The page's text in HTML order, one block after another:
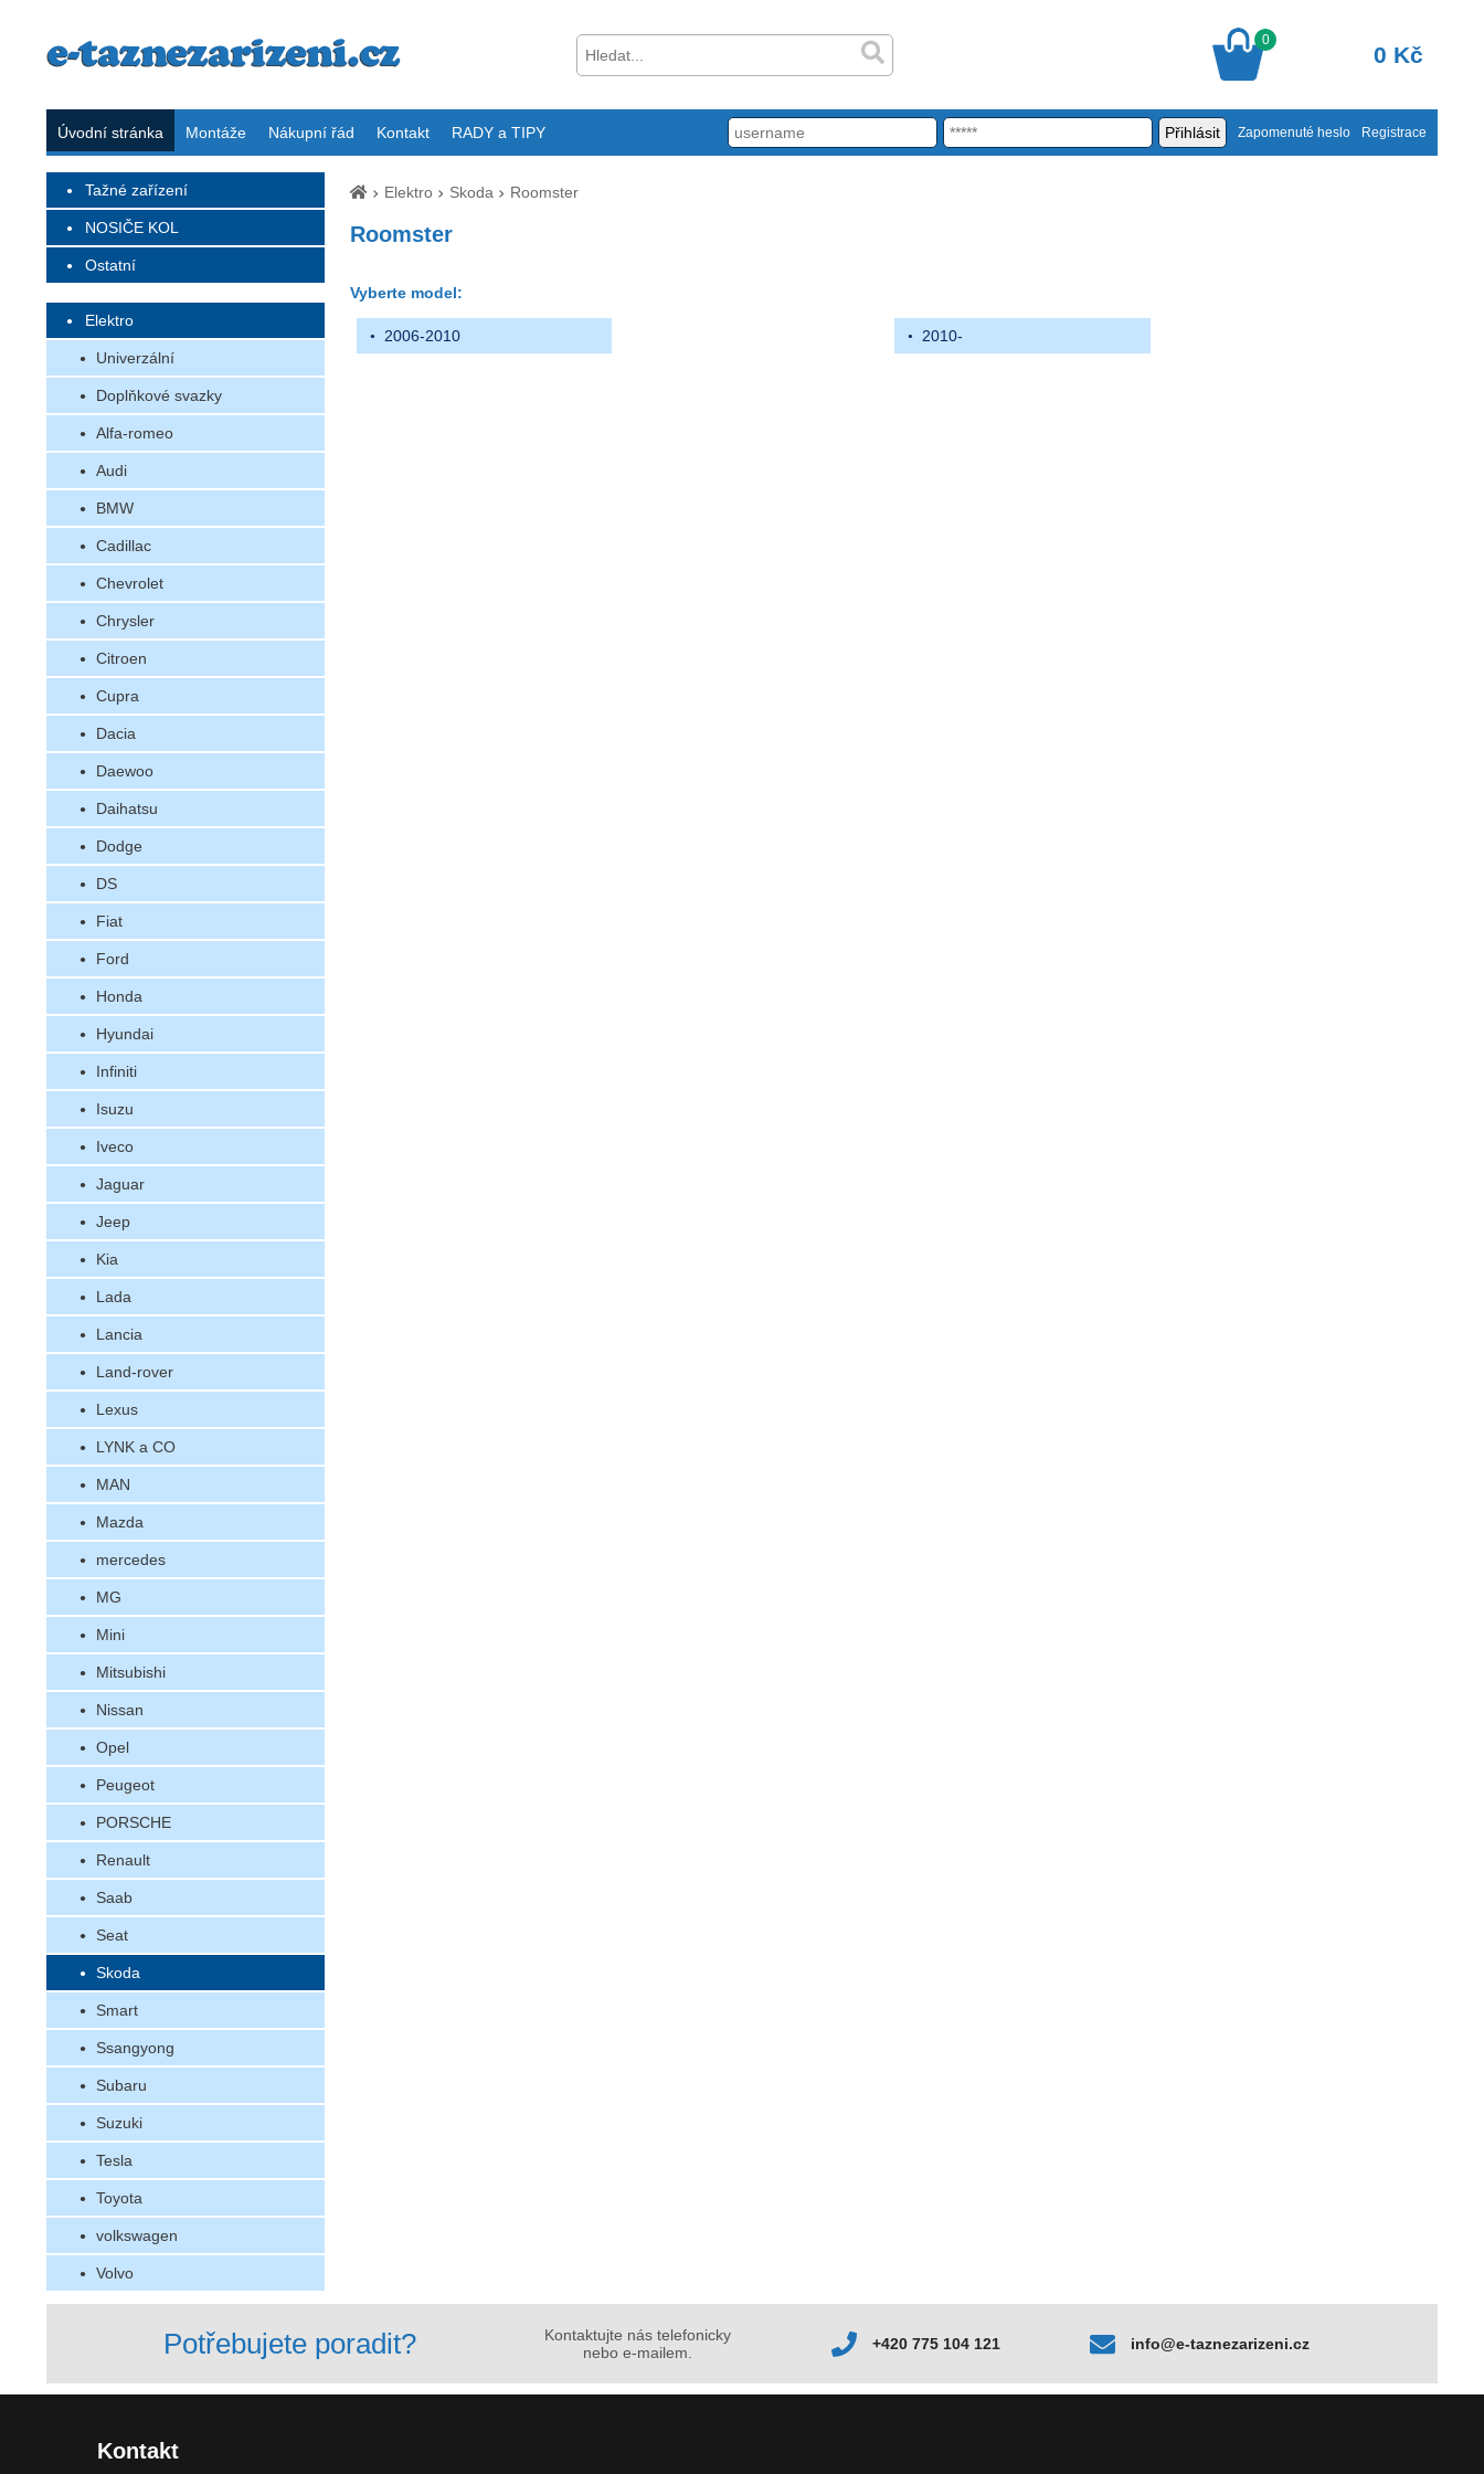
0
0 Kč
Úvodní stránka Montáže Nákupní řád Kontakt RADY a TIPY Zapomenuté heslo Registrace
Tažné zařízení
NOSIČE KOL
Ostatní
Elektro
Univerzální
Doplňkové svazky
Alfa-romeo
Audi
BMW
Cadillac
Chevrolet
Chrysler
Citroen
Cupra
Dacia
Daewoo
Daihatsu
Dodge
DS
Fiat
Ford
Honda
Hyundai
Infiniti
Isuzu
Iveco
Jaguar
Jeep
Kia
Lada
Lancia
Land-rover
Lexus
LYNK a CO
MAN
Mazda
mercedes
MG
Mini
Mitsubishi
Nissan
Opel
Peugeot
PORSCHE
Renault
Saab
Seat
Skoda
Smart
Ssangyong
Subaru
Suzuki
Tesla
Toyota
volkswagen
Volvo
Elektro Skoda Roomster
Roomster
Vyberte model:
2006-2010 2010-
Potřebujete poradit?
Kontaktujte nás telefonicky
nebo e-mailem.
+420 775 104 121 info@e-taznezarizeni.cz
Kontakt